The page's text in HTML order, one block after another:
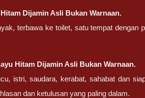
Dijamin Asli Bukan Warnaan.
terbawa ke toilet, satu tempat dengan
Hitam Dijamin Asli Bukan Warnaan.
istri, saudara, kerabat, sahabat dan
dan ketulusan yang paling dalam.